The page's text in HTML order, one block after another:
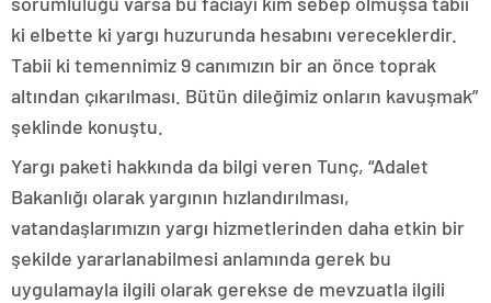
ki elbette ki yargı huzurunda hesabını vereceklerdir.
Tabii ki temennimiz 9 canımızın bir an önce toprak
altından çıkarılması. Bütün dileğimiz onların kavuşmak”
şeklinde konuştu.
Yargı paketi hakkında da bilgi veren Tunç, “Adalet
Bakanlığı olarak yargının hızlandırılması,
vatandaşlarımızın yargı hizmetlerinden daha etkin bir
şekilde yararlanabilmesi anlamında gerek bu
uygulamayla ilgili olarak gerekse de mevzuatla ilgili